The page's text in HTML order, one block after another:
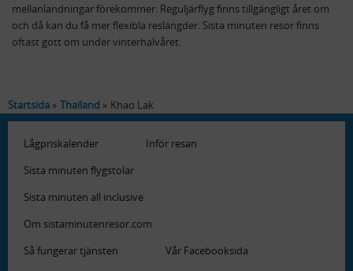
mellanlandningar förekommer. Reguljärflyg finns tillgängligt året om
och då kan du få mer flexibla reslängder. Sista minuten resor finns
oftast gott om under vinterhalvåret.
Startsida Thailand Khao Lak
Lågpriskalender
Inför resan
Sista minuten flygstolar
Sista minuten all inclusive
Om sistaminutenresor.com
Så fungerar tjänsten
Vår Facebooksida